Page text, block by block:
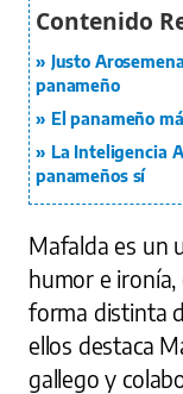
Justo
panameño
El panameño
La Inteligencia
panameños sí
Mafalda es un
humor e
forma distinta
ellos destaca
gallego y